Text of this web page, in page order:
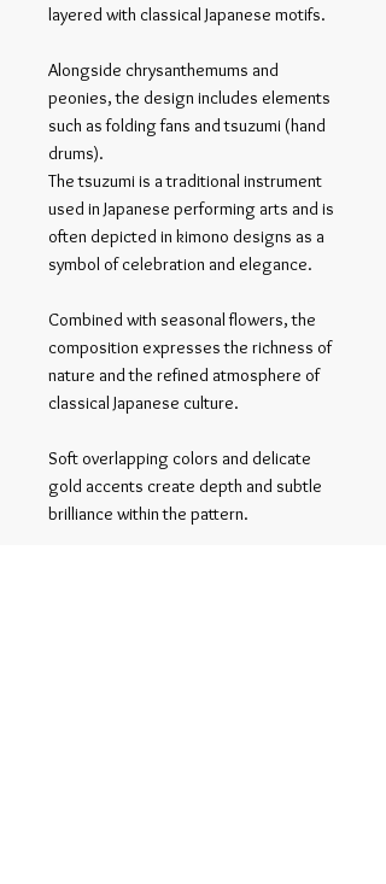
layered with classical Japanese motifs.
Alongside chrysanthemums and
peonies, the design includes elements
such as folding fans and tsuzumi (hand
drums).
The tsuzumi is a traditional instrument
used in Japanese performing arts and is
often depicted in kimono designs as a
symbol of celebration and elegance.
Combined with seasonal flowers, the
composition expresses the richness of
nature and the refined atmosphere of
classical Japanese culture.
Soft overlapping colors and delicate
gold accents create depth and subtle
brilliance within the pattern.